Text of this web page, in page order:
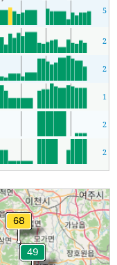
5
2
2
1
2
2